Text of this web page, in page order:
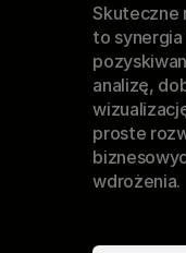
Skuteczne
to
analizę,
proste
wdrożenia.